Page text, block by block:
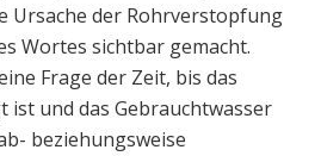
Ursache der Rohrverstopfung
Wortes sichtbar gemacht.
Frage der Zeit, bis das
und das Gebrauchtwasser
beziehungsweise